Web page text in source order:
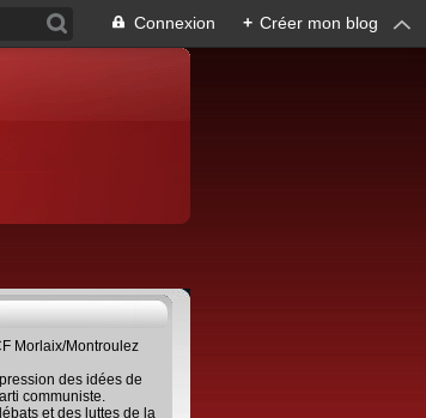
Connexion + Créer mon blog
Morlaix/Montroulez
des idées de
communiste.
et des luttes de la